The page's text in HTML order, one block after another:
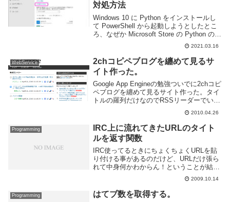
対処方法
Windows 10 に Python をインストールし
て PowerShell から起動しようとしたとこ
ろ、なぜか Microsoft Store の Python のペ
ージが開いてしまった。当然、自分でイン
2021.03.16
WebService
2chコピペブログを纏めて見るサ
イト作った。
Google App Engineの勉強ついでに2chコピ
ペブログを纏めて見るサイト作った。タイ
トルの羅列だけなのでRSSリーダーでいい
じゃんって感じなんですけど、友達に見せ
たら「あったら便利だなー」などと言われ
る程度にRSSリーダーは流行...
2010.04.26
Programming
IRC上に流れてきたURLのタイト
ルを返す関数
IRC使ってるときにちょくちょくURLを貼
り付ける事があるのだけど、URLだけ張ら
れて中身何かわからん！ということが結構
あるので bot に機能を追加した。IRC上で
誰かが URL を発言したらそのページを習
得して title タグの中身を...
2009.10.14
Programming はてブ数を取得する。